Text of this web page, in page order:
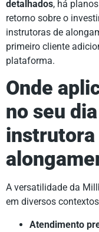
detalhados, há
retorno sobre o
instrutoras de
primeiro cliente
plataforma.
Onde
no seu
instrutora
A versatilidade da
em diversos
Atendimento